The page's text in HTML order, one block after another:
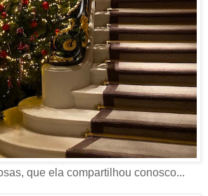
que ela compartilhou conosco...